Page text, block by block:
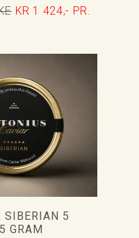
KR 1 424,- PR.
SIBERIAN 5
GRAM